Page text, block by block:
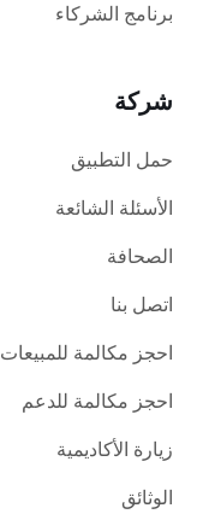
برنامج الشركاء
شركة
حمل التطبيق
الأسئلة الشائعة
الصحافة
اتصل بنا
احجز مكالمة للمبيعات
احجز مكالمة للدعم
زيارة الأكاديمية
الوثائق